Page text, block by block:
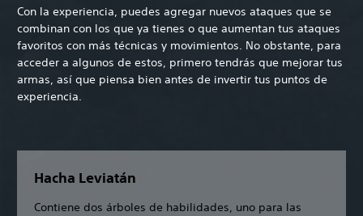
Con la experiencia, puedes agregar nuevos ataques que se
combinan con los que ya tienes o que aumentan tus ataques
favoritos con más técnicas y movimientos. No obstante, para
acceder a algunos de estos, primero tendrás que mejorar tus
armas, así que piensa bien antes de invertir tus puntos de
experiencia.
Hacha Leviatán
Contiene dos árboles de habilidades, uno para las